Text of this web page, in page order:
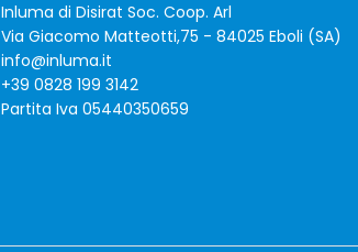
Inluma di Disirat Soc. Coop. Arl
Via Giacomo Matteotti,75 - 84025 Eboli (SA)
info@inluma.it
+39 0828 199 3142
Partita Iva 05440350659